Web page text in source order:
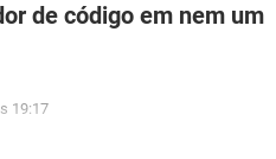
de código em nem um
19:17